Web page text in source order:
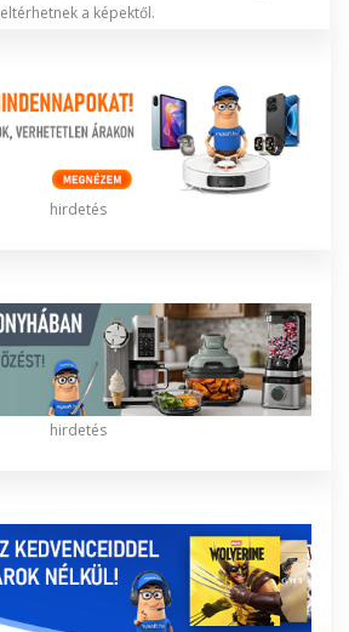
eltérhetnek a képektől.
hirdetés
hirdetés